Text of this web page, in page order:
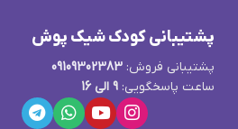
پشتیبانی کودک شیک پوش
پشتیبانی فروش:09109302383
ساعت پاسخگویی:9 الی 16